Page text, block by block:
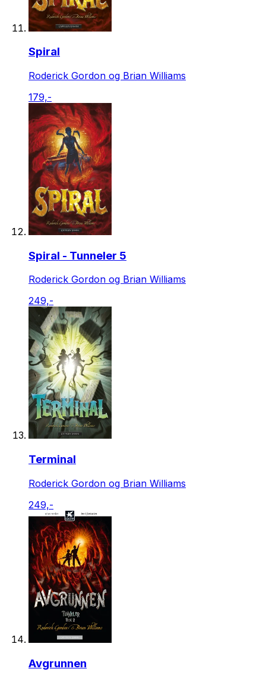
Spiral
Roderick Gordon og Brian Williams
179,-
Spiral - Tunneler 5
Roderick Gordon og Brian Williams
249,-
Terminal
Roderick Gordon og Brian Williams
249,-
Avgrunnen